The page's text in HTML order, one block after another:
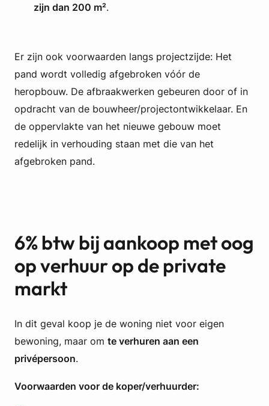
zijn dan 200 m².
Er zijn ook voorwaarden langs projectzijde: Het
pand wordt volledig afgebroken vóór de
heropbouw. De afbraakwerken gebeuren door of in
opdracht van de bouwheer/projectontwikkelaar. En
de oppervlakte van het nieuwe gebouw moet
redelijk in verhouding staan met die van het
afgebroken pand.
6% btw bij aankoop met oog
op verhuur op de private
markt
In dit geval koop je de woning niet voor eigen
bewoning, maar om te verhuren aan een
privépersoon.
Voorwaarden voor de koper/verhuurder: